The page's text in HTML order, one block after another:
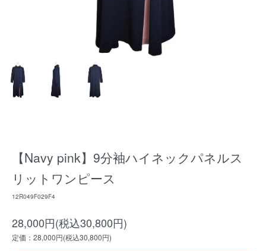
【Navy pink】9分袖ハイネックパネルス
リットワンピース
12R049F029F4
28,000円(税込30,800円)
定価：28,000円(税込30,800円)